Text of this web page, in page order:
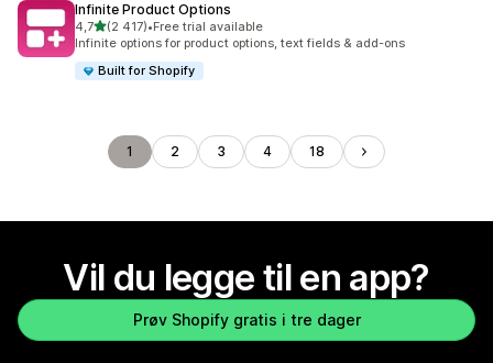
Infinite Product Options
4,7av 5 stjerner
(2 417)
Totalt 2417 omtaler
•Free trial available
Infinite options for product options, text fields & add-ons
Built for Shopify
1 2 3 4 18
Vil du legge til en app?
Prøv Shopify gratis i tre dager